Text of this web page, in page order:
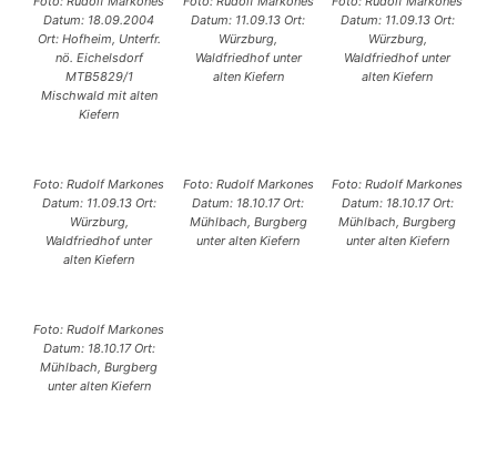
Datum: 18.09.2004
Ort: Hofheim, Unterfr.
nö. Eichelsdorf
MTB5829/1
Mischwald mit alten
Kiefern
Datum: 11.09.13 Ort:
Würzburg,
Waldfriedhof unter
alten Kiefern
Datum: 11.09.13 Ort:
Würzburg,
Waldfriedhof unter
alten Kiefern
Foto: Rudolf Markones
Datum: 11.09.13 Ort:
Würzburg,
Waldfriedhof unter
alten Kiefern
Foto: Rudolf Markones
Datum: 18.10.17 Ort:
Mühlbach, Burgberg
unter alten Kiefern
Foto: Rudolf Markones
Datum: 18.10.17 Ort:
Mühlbach, Burgberg
unter alten Kiefern
Foto: Rudolf Markones
Datum: 18.10.17 Ort:
Mühlbach, Burgberg
unter alten Kiefern